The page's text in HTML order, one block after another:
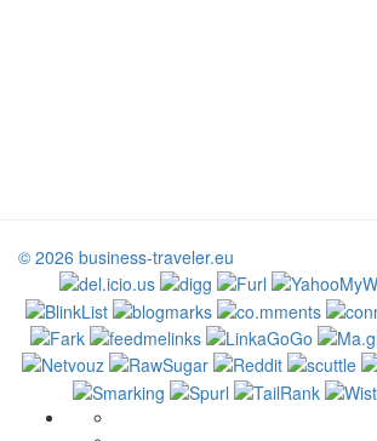
© 2026 business-traveler.eu